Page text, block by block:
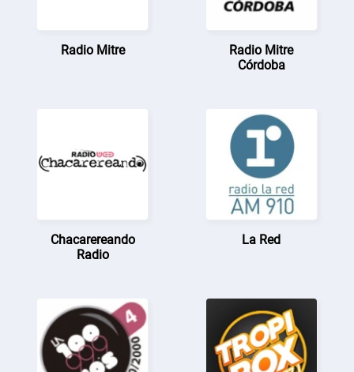
Radio Mitre
Radio Mitre
Córdoba
Chacarereando
Radio
La Red